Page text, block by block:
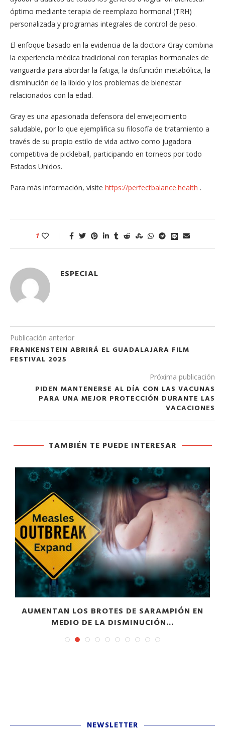
óptimo mediante terapia de reemplazo hormonal (TRH)
personalizada y programas integrales de control de peso.
El enfoque basado en la evidencia de la doctora Gray combina
la experiencia médica tradicional con terapias hormonales de
vanguardia para abordar la fatiga, la disfunción metabólica, la
disminución de la libido y los problemas de bienestar
relacionados con la edad.
Gray es una apasionada defensora del envejecimiento
saludable, por lo que ejemplifica su filosofía de tratamiento a
través de su propio estilo de vida activo como jugadora
competitiva de pickleball, participando en torneos por todo
Estados Unidos.
Para más información, visite https://perfectbalance.health .
1
ESPECIAL
Publicación anterior
FRANKENSTEIN ABRIRÁ EL GUADALAJARA FILM
FESTIVAL 2025
Próxima publicación
PIDEN MANTENERSE AL DÍA CON LAS VACUNAS
PARA UNA MEJOR PROTECCIÓN DURANTE LAS
VACACIONES
TAMBIÉN TE PUEDE INTERESAR
AUMENTAN LOS BROTES DE SARAMPIÓN EN
MEDIO DE LA DISMINUCIÓN...
NEWSLETTER